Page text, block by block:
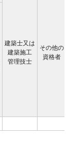
建築士又は
建築施工
管理技士
その他の
資格者